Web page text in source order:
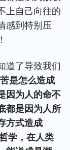
上自己向往的
感到特别压
道了导致我们
是怎么造成
因为人的命不
都是因为人所
方式造成
学，在人类